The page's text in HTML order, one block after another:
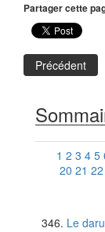
Partager cette
Précédent
1 2 3 4 5
20 21 22
Le